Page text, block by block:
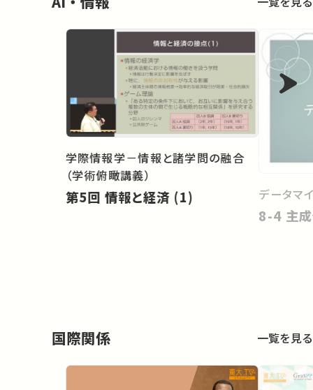
学際情報学－情報と諸学問の融合
（学術俯瞰講義）
第5回 情報と経済 (1) データマ
8-4 主
国際関係 一覧を見る